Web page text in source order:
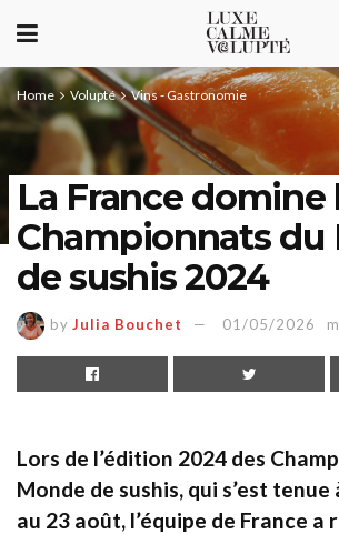
Home Volupté Vins - Gastronomie
La France domine
Championnats du
de sushis 2024
by Julia Bouchet 01/05/2026
Lors de l’édition 2024 des
Monde de sushis, qui s’est tenue
au 23 août, l’équipe de France a